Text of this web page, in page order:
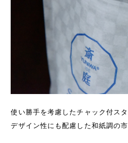
使い勝手を考慮したチャック付ス
デザイン性にも配慮した和紙調の